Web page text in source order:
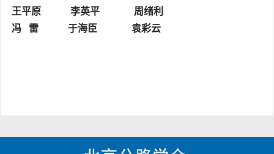
王平原 李英平 周绪利
冯 雷 于海臣 袁彩云